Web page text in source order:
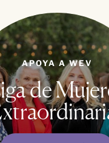
APOYA A WEV
de